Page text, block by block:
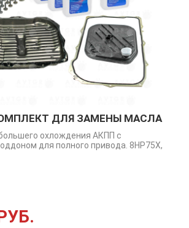
ДЛЯ ЗАМЕНЫ МАСЛА
охлождения АКПП с
для полного привода. 8HP75X,